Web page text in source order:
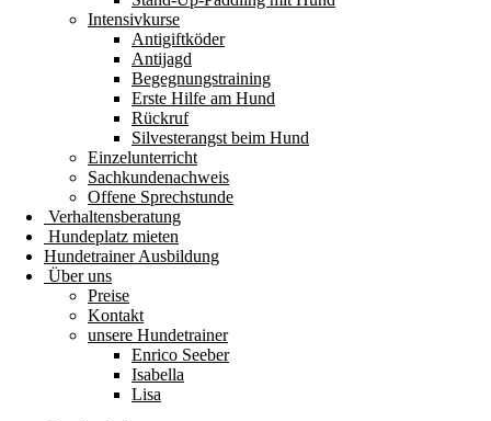
Intensivkurse
Antigiftköder
Antijagd
Begegnungstraining
Erste Hilfe am Hund
Rückruf
Silvesterangst beim Hund
Einzelunterricht
Sachkundenachweis
Offene Sprechstunde
Verhaltensberatung
Hundeplatz mieten
Hundetrainer Ausbildung
Über uns
Preise
Kontakt
unsere Hundetrainer
Enrico Seeber
Isabella
Lisa